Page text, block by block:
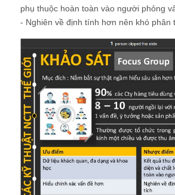
phụ thuộc hoàn toàn vào người phỏng
- Nghiên về định tính hơn nên khó phân